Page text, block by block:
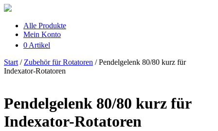
Alle Produkte
Mein Konto
0 Artikel
Start / Zubehör für Rotatoren / Pendelgelenk 80/80 kurz für
Indexator-Rotatoren
Pendelgelenk 80/80 kurz für
Indexator-Rotatoren